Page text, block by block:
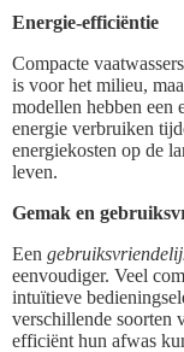
Energie-efficiëntie
Compacte
is voor het milieu,
modellen hebben een
energie verbruiken
energiekosten op de
leven.
Gemak en
Een
eenvoudiger. Veel
intuïtieve
verschillende soorten
efficiënt hun afwas